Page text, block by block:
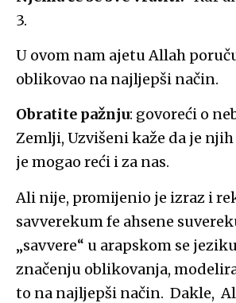
3.
U ovom nam ajetu Allah
oblikovao na najljepši način.
Obratite pažnju: govoreći o
Zemlji, Uzvišeni kaže da je
je mogao reći i za nas.
Ali nije, promijenio je izraz i
savverekum fe ahsene
„savvere“ u arapskom se
značenju oblikovanja,
to na najljepši način. Dakle,